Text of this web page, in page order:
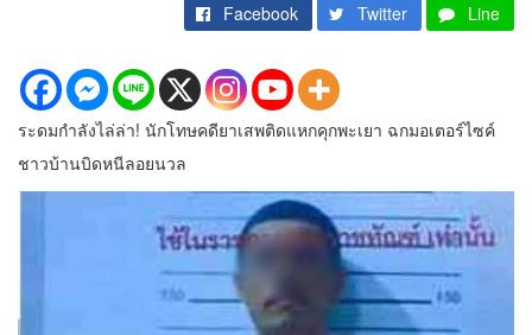
Facebook Twitter Line
ระดมกำลังไล่ล่า! นักโทษคดียาเสพติดแหกคุกพะเยา ฉกมอเตอร์ไซค์
ชาวบ้านบิดหนีลอยนวล